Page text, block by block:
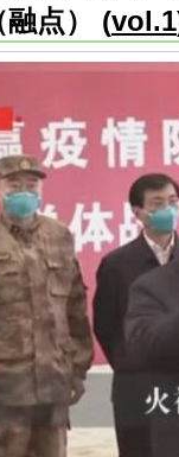
点） (vol.1